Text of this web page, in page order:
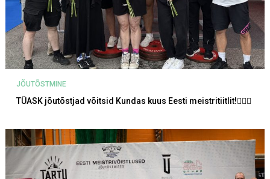
JÕUTÕSTMINE
TÜASK jõutõstjad võitsid Kundas kuus Eesti meistritiitlit!🏋‍♀💪